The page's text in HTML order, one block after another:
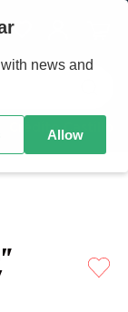
Crédito Castillo
news and
Allow